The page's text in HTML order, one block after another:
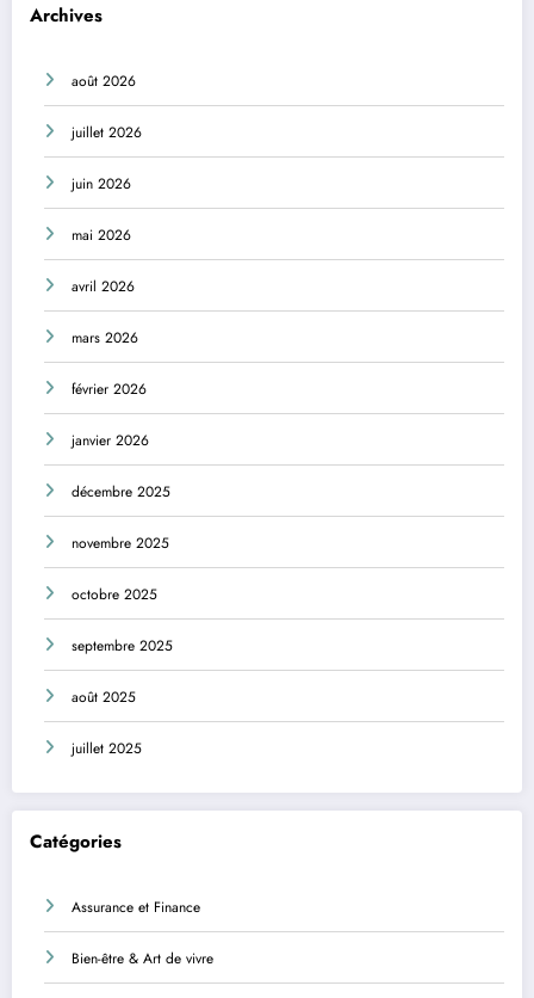
Archives
août 2026
juillet 2026
juin 2026
mai 2026
avril 2026
mars 2026
février 2026
janvier 2026
décembre 2025
novembre 2025
octobre 2025
septembre 2025
août 2025
juillet 2025
Catégories
Assurance et Finance
Bien-être & Art de vivre